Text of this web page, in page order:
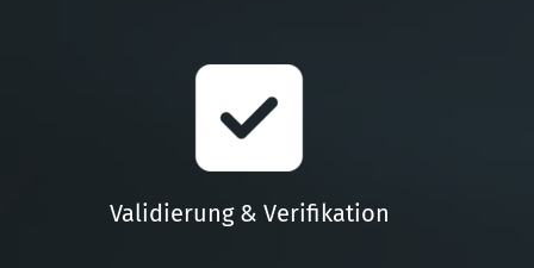
Validierung & Verifikation